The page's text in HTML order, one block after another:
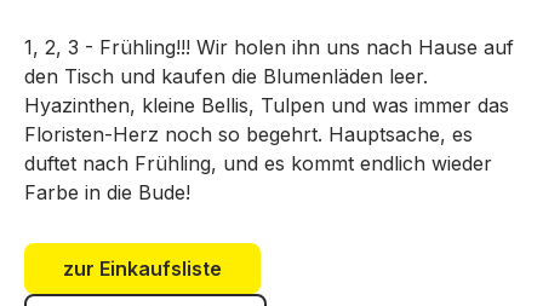
1, 2, 3 - Frühling!!! Wir holen ihn uns nach Hause auf
den Tisch und kaufen die Blumenläden leer.
Hyazinthen, kleine Bellis, Tulpen und was immer das
Floristen-Herz noch so begehrt. Hauptsache, es
duftet nach Frühling, und es kommt endlich wieder
Farbe in die Bude!
zur Einkaufsliste